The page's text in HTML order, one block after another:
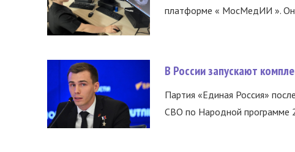
платформе « МосМедИИ ».
В России запускают
Партия «Единая Россия»
СВО по Народной программе